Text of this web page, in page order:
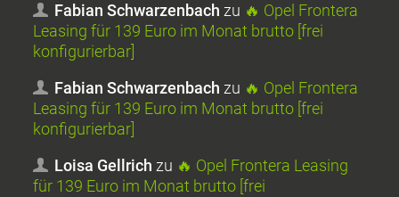
Fabian Schwarzenbach zu 🔥 Opel Frontera
Leasing für 139 Euro im Monat brutto [frei
konfigurierbar]
Fabian Schwarzenbach zu 🔥 Opel Frontera
Leasing für 139 Euro im Monat brutto [frei
konfigurierbar]
Loisa Gellrich zu 🔥 Opel Frontera Leasing
für 139 Euro im Monat brutto [frei